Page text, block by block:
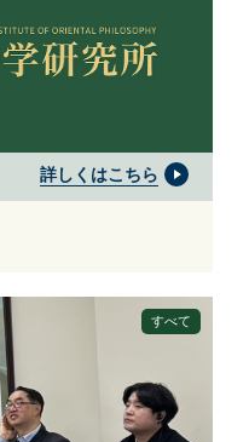
詳しくはこちら
すべて